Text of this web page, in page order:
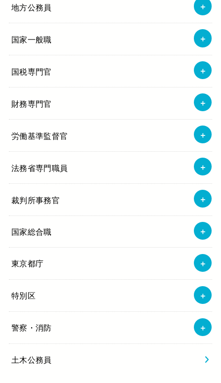
地方公務員
国家一般職
国税専門官
財務専門官
労働基準監督官
法務省専門職員
裁判所事務官
国家総合職
東京都庁
特別区
警察・消防
土木公務員